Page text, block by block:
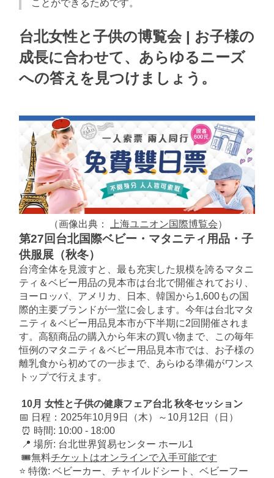
ことができるためです。
台北女性と子供の博覧会 | お子様の
成長に合わせて、あらゆるニーズ
への答えを見つけましょう。
（画像出典： 上海ユニオン国際博覧会）
第27回台北国際ベビー・マタニティ用品・子
供服展（秋冬）
台湾全体を見渡すと、最も充実した規模を誇るマタニ
ティ＆ベビー用品の見本市は台北で開催されており、
ヨーロッパ、アメリカ、日本、韓国から1,600もの国
際的主要ブランドが一堂に会します。今年は台北マタ
ニティ＆ベビー用品見本市が下半期に2回開催されま
す。高額商品の購入から年末の買い物まで、この毎年
恒例のマタニティ＆ベビー用品見本市では、お子様の
離乳食から初めての一歩まで、あらゆる準備がワンス
トップで行えます。
10月 女性と子供の健康フェア台北 秋冬セッション
📅 日程：2025年10月9日（木）～10月12日（日）
⏰ 時間: 10:00 - 18:00
📍 場所: 台北世界貿易センター ホール1
🎟️無料チケットはオンラインで入手可能です
⭐ 特徴: ベビーカー、チャイルドシート、ベビーフー